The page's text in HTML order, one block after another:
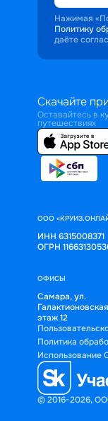
Нажимая
Политику
даёте
Скачайте
Оставайтесь в
путешествиях
ООО
ИНН 6315008371
ОГРН
ОФИСЫ
Самара, ул.
Галактионовская
этаж 12
© 2016-2026,
Политика
Использование